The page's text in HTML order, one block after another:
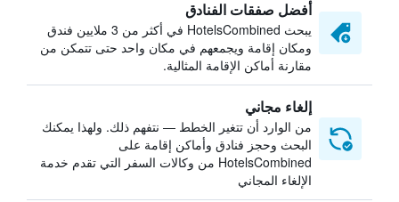
أفضل صفقات الفنادق
يبحث HotelsCombined في أكثر من 3 ملايين فندق
ومكان إقامة ويجمعهم في مكان واحد حتى تتمكن من
مقارنة أماكن الإقامة المثالية.
إلغاء مجاني
من الوارد أن تتغير الخطط — نتفهم ذلك. ولهذا يمكنك
البحث وحجز فنادق وأماكن إقامة على
HotelsCombined من وكالات السفر التي تقدم خدمة
الإلغاء المجاني